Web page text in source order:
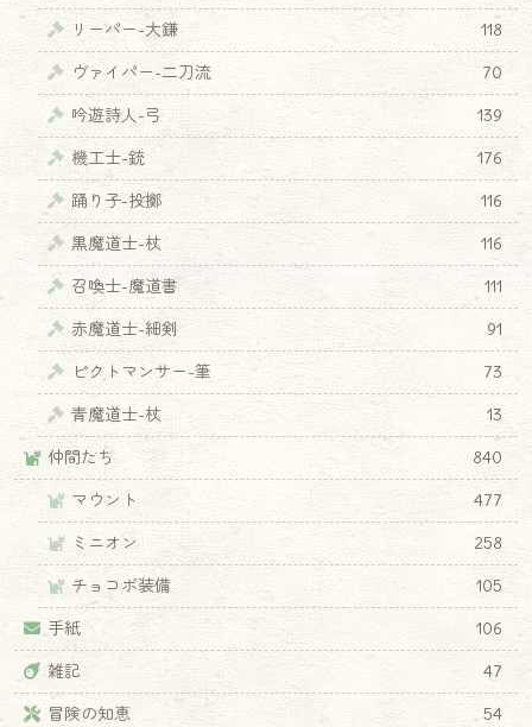
リーパー-大鎌
118
ヴァイパー-二刀流
70
吟遊詩人-弓
139
機工士-銃
176
踊り子-投擲
116
黒魔道士-杖
116
召喚士-魔道書
111
赤魔道士-細剣
91
ピクトマンサー-筆
73
青魔道士-杖
13
仲間たち
840
マウント
477
ミニオン
258
チョコボ装備
105
手紙
106
雑記
47
冒険の知恵
54